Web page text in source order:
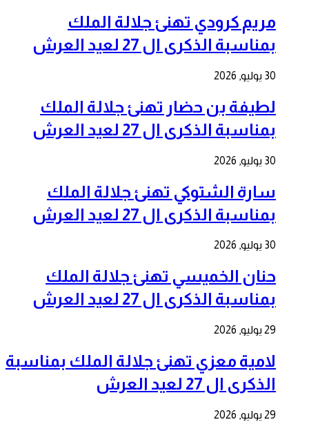
مريم كرودي تهنئ جلالة الملك
بمناسبة الذكرى ال 27 لعيد العرش
30 يوليو, 2026
لطيفة بن حضار تهنئ جلالة الملك
بمناسبة الذكرى ال 27 لعيد العرش
30 يوليو, 2026
سارة الشتوكي تهنئ جلالة الملك
بمناسبة الذكرى ال 27 لعيد العرش
30 يوليو, 2026
حنان الخميسي تهنئ جلالة الملك
بمناسبة الذكرى ال 27 لعيد العرش
29 يوليو, 2026
لامية معزي تهنئ جلالة الملك بمناسبة
الذكرى ال 27 لعيد العرش
29 يوليو, 2026